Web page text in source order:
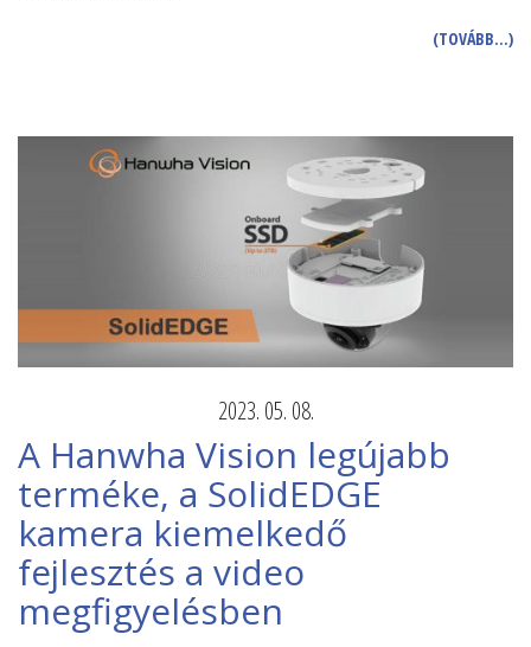
(TOVÁBB…)
2023. 05. 08.
A Hanwha Vision legújabb
terméke, a SolidEDGE
kamera kiemelkedő
fejlesztés a video
megfigyelésben